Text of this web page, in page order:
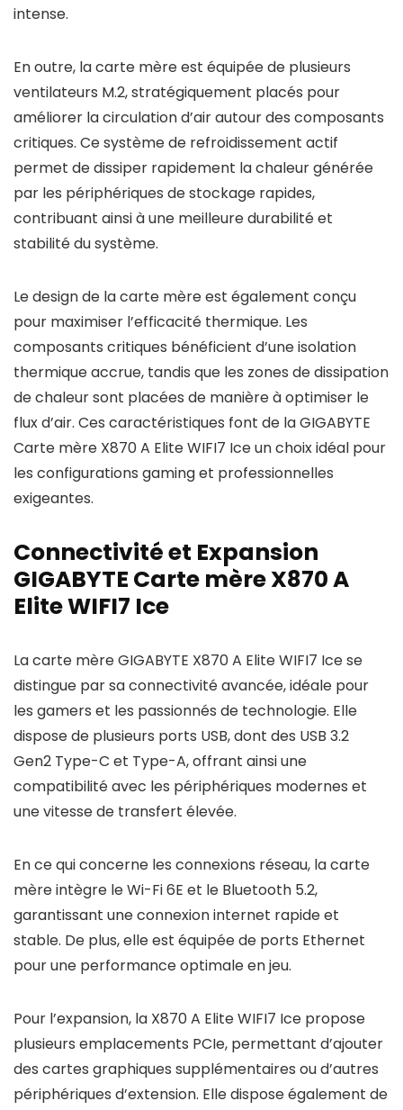
intense.
En outre, la carte mère est équipée de plusieurs
ventilateurs M.2, stratégiquement placés pour
améliorer la circulation d’air autour des composants
critiques. Ce système de refroidissement actif
permet de dissiper rapidement la chaleur générée
par les périphériques de stockage rapides,
contribuant ainsi à une meilleure durabilité et
stabilité du système.
Le design de la carte mère est également conçu
pour maximiser l’efficacité thermique. Les
composants critiques bénéficient d’une isolation
thermique accrue, tandis que les zones de dissipation
de chaleur sont placées de manière à optimiser le
flux d’air. Ces caractéristiques font de la GIGABYTE
Carte mère X870 A Elite WIFI7 Ice un choix idéal pour
les configurations gaming et professionnelles
exigeantes.
Connectivité et Expansion
GIGABYTE Carte mère X870 A
Elite WIFI7 Ice
La carte mère GIGABYTE X870 A Elite WIFI7 Ice se
distingue par sa connectivité avancée, idéale pour
les gamers et les passionnés de technologie. Elle
dispose de plusieurs ports USB, dont des USB 3.2
Gen2 Type-C et Type-A, offrant ainsi une
compatibilité avec les périphériques modernes et
une vitesse de transfert élevée.
En ce qui concerne les connexions réseau, la carte
mère intègre le Wi-Fi 6E et le Bluetooth 5.2,
garantissant une connexion internet rapide et
stable. De plus, elle est équipée de ports Ethernet
pour une performance optimale en jeu.
Pour l’expansion, la X870 A Elite WIFI7 Ice propose
plusieurs emplacements PCIe, permettant d’ajouter
des cartes graphiques supplémentaires ou d’autres
périphériques d’extension. Elle dispose également de